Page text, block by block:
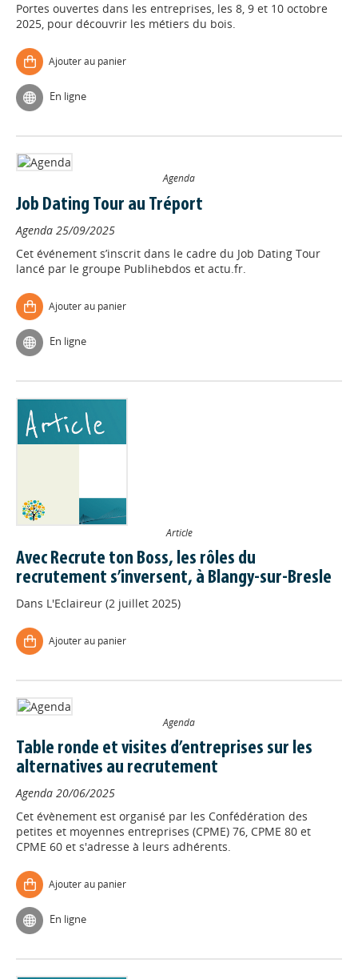
Portes ouvertes dans les entreprises, les 8, 9 et 10 octobre
2025, pour découvrir les métiers du bois.
Ajouter au panier
En ligne
Agenda
Job Dating Tour au Tréport
Agenda 25/09/2025
Cet événement s’inscrit dans le cadre du Job Dating Tour
lancé par le groupe Publihebdos et actu.fr.
Ajouter au panier
En ligne
Article
Avec Recrute ton Boss, les rôles du
recrutement s’inversent, à Blangy-sur-Bresle
Dans L'Eclaireur (2 juillet 2025)
Ajouter au panier
Agenda
Table ronde et visites d’entreprises sur les
alternatives au recrutement
Agenda 20/06/2025
Cet évènement est organisé par les Confédération des
petites et moyennes entreprises (CPME) 76, CPME 80 et
CPME 60 et s'adresse à leurs adhérents.
Ajouter au panier
En ligne